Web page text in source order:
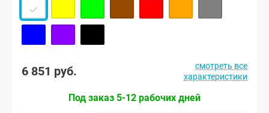
6 851 руб.
смотреть все
характеристики
Под заказ 5-12 рабочих дней